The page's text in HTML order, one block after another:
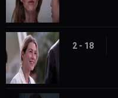
2 - 18